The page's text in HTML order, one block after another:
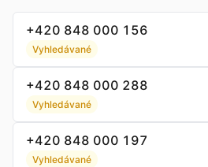
+420 848 000 156
Vyhledávané
+420 848 000 288
Vyhledávané
+420 848 000 197
Vyhledávané